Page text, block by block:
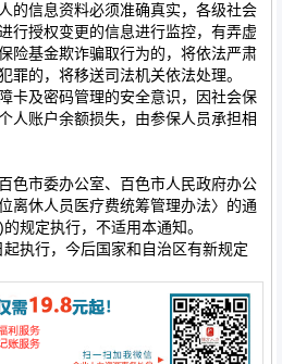
信息资料必须准确真实，各级社会
行授权变更的信息进行监控，有弄虚
险基金欺诈骗取行为的，将依法严肃
罪的，将移送司法机关依法处理。
及密码管理的安全意识，因社会保
人账户余额损失，由参保人员承担相
市委办公室、百色市人民政府办公
离休人员医疗费统筹管理办法〉的通
规定执行，不适用本通知。
行，今后国家和自治区有新规定